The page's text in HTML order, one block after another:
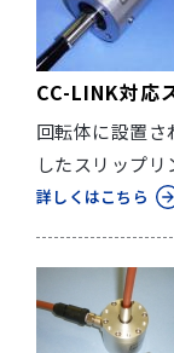
CC-LINK対応
回転体に設置
したスリップリ
詳しくはこちら